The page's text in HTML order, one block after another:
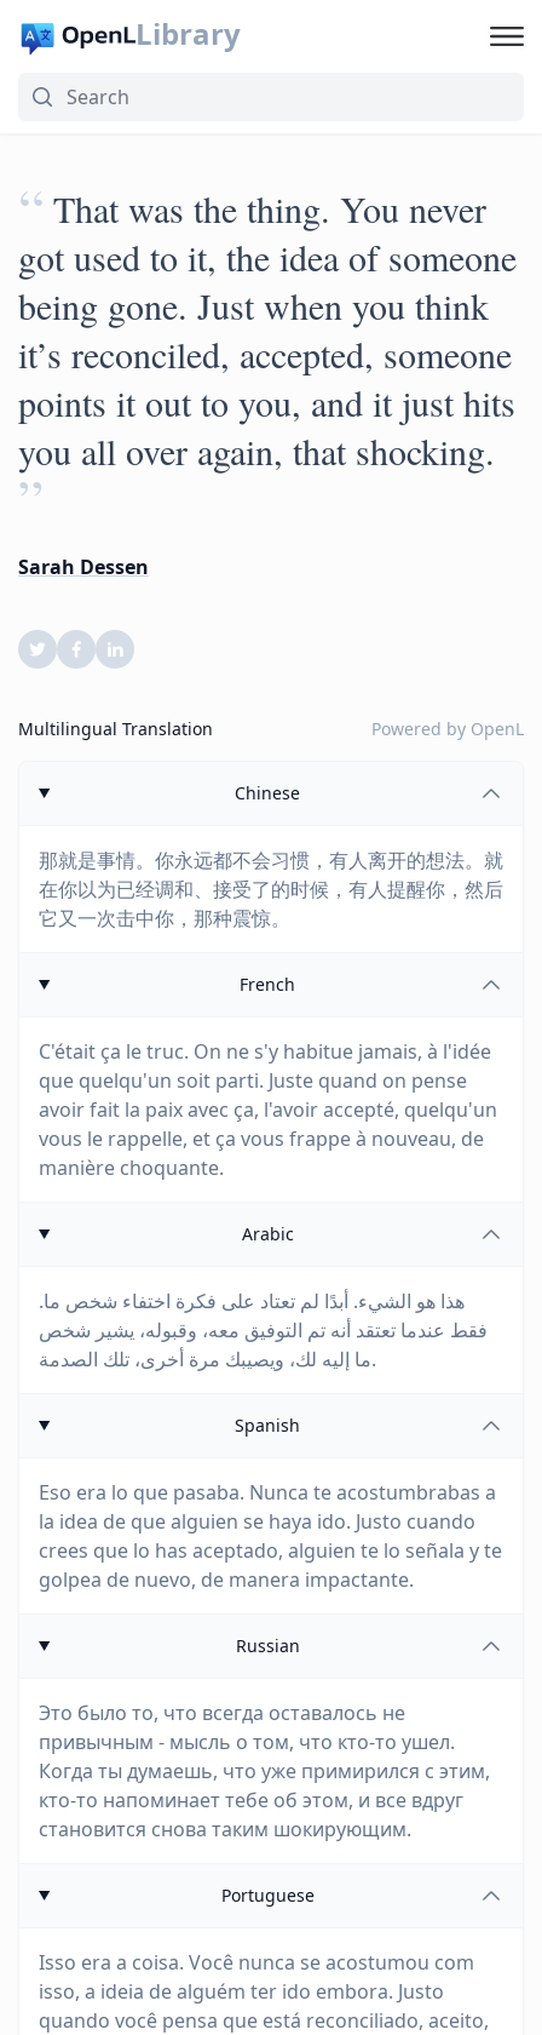
Library
“ That was the thing. You never
got used to it, the idea of someone
being gone. Just when you think
it’s reconciled, accepted, someone
points it out to you, and it just hits
you all over again, that shocking.
”
Sarah Dessen
Multilingual Translation Powered by OpenL
Chinese
那就是事情。你永远都不会习惯，有人离开的想法。就
在你以为已经调和、接受了的时候，有人提醒你，然后
它又一次击中你，那种震惊。
French
C'était ça le truc. On ne s'y habitue jamais, à l'idée
que quelqu'un soit parti. Juste quand on pense
avoir fait la paix avec ça, l'avoir accepté, quelqu'un
vous le rappelle, et ça vous frappe à nouveau, de
manière choquante.
Arabic
هذا هو الشيء. أبدًا لم تعتاد على فكرة اختفاء شخص ما.
فقط عندما تعتقد أنه تم التوفيق معه، وقبوله، يشير شخص
ما إليه لك، ويصيبك مرة أخرى، تلك الصدمة.
Spanish
Eso era lo que pasaba. Nunca te acostumbrabas a
la idea de que alguien se haya ido. Justo cuando
crees que lo has aceptado, alguien te lo señala y te
golpea de nuevo, de manera impactante.
Russian
Это было то, что всегда оставалось не
привычным - мысль о том, что кто-то ушел.
Когда ты думаешь, что уже примирился с этим,
кто-то напоминает тебе об этом, и все вдруг
становится снова таким шокирующим.
Portuguese
Isso era a coisa. Você nunca se acostumou com
isso, a ideia de alguém ter ido embora. Justo
quando você pensa que está reconciliado, aceito,